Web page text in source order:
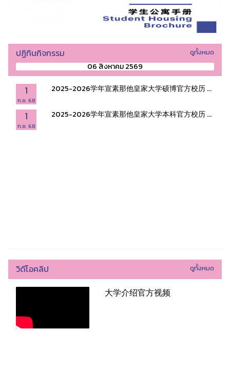
ปฏิทินกิจกรรม ดูทั้งหมด
06 สิงหาคม 2569
1
ก.ย. 68
2025-2026学年宣素那他皇家大学硕博官方校历 ...
1
ก.ย. 68
2025-2026学年宣素那他皇家大学本科官方校历 ...
วิดีโอคลิป ดูทั้งหมด
大学介绍官方视频